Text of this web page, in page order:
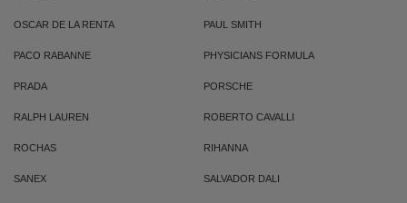
OSCAR DE LA RENTA PAUL SMITH
PACO RABANNE PHYSICIANS FORMULA
PRADA PORSCHE
RALPH LAUREN ROBERTO CAVALLI
ROCHAS RIHANNA
SANEX SALVADOR DALI